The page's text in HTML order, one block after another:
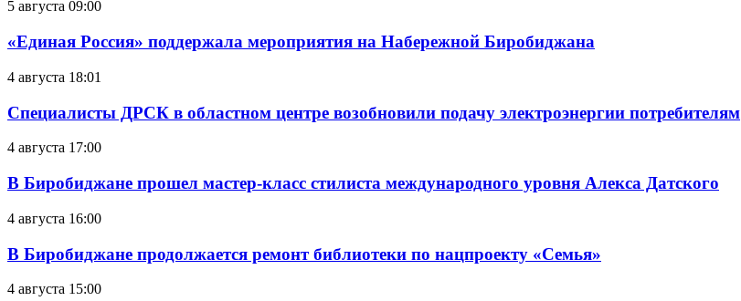
5 августа 09:00
«Единая Россия» поддержала мероприятия на Набережной Биробиджана
4 августа 18:01
Специалисты ДРСК в областном центре возобновили подачу электроэнергии потребителям
4 августа 17:00
В Биробиджане прошел мастер-класс стилиста международного уровня Алекса Датского
4 августа 16:00
В Биробиджане продолжается ремонт библиотеки по нацпроекту «Семья»
4 августа 15:00